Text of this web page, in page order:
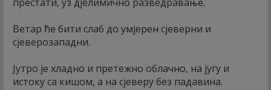
Ветар ће бити слаб до умјерен сјеверни и
сјеверозападни.
Јутро је хладно и претежно облачно, на југу и
истоку са кишом, а на сјеверу без падавина.